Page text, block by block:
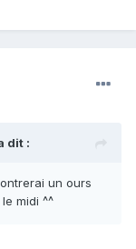
dit :
un ours
midi ^^